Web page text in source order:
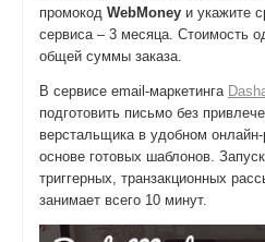
промокод WebMoney и укажите
сервиса – 3 месяца. Стоимость
общей суммы заказа.
В сервисе email-маркетинга
подготовить письмо без
верстальщика в удобном
основе готовых шаблонов.
триггерных, транзакционных
занимает всего 10 минут.